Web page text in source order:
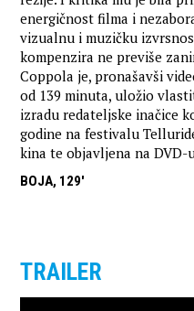
energičnost filma i
vizualnu i muzičku
kompenzira ne previše
Coppola je, pronašavši
od 139 minuta, uložio
izradu redateljske inačice
godine na festivalu
kina te objavljena na DVD-
BOJA, 129'
TRAILER